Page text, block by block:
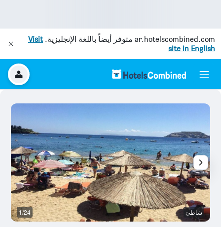
ar.hotelscombined.com متوفر أيضاً باللغة الإنجليزية.Visit
site in English
شاطئ 1/24